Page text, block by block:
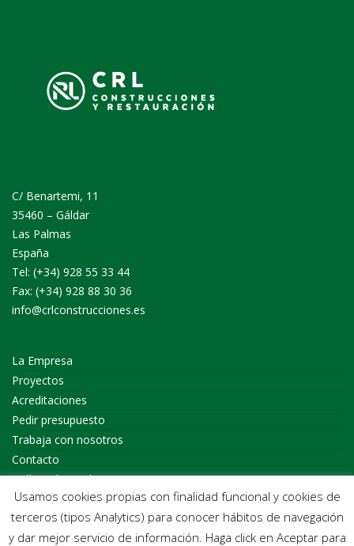
C/ Benartemi, 11
35460 – Gáldar
Las Palmas
España
Tel: (+34) 928 55 33 44
Fax: (+34) 928 88 30 36
info@crlconstrucciones.es
La Empresa
Proyectos
Acreditaciones
Pedir presupuesto
Trabaja con nosotros
Contacto
Política de Cookies
Política de privacidad
Aviso Legal
Usamos cookies propias con finalidad funcional y cookies de
terceros (tipos Analytics) para conocer hábitos de navegación
y dar mejor servicio de información. Haga click en Aceptar para